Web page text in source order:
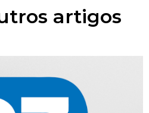
artigos